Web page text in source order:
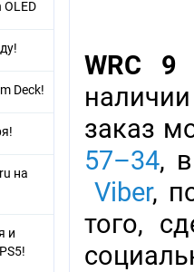
WRC 9
заказ
57–34,
Viber,
того,
Deck!
на
и